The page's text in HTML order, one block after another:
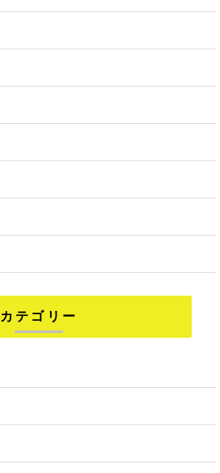
カテゴリー